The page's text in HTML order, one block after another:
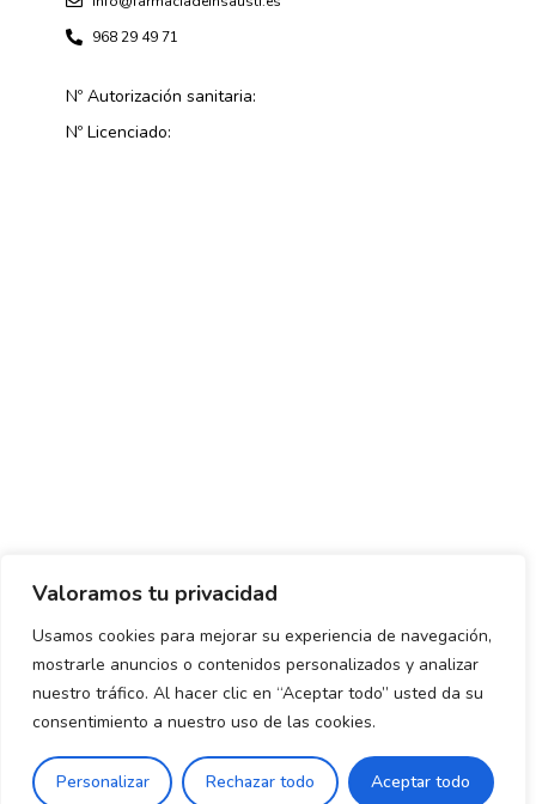
Valoramos tu privacidad
Usamos cookies para mejorar su experiencia de navegación,
mostrarle anuncios o contenidos personalizados y analizar
nuestro tráfico. Al hacer clic en “Aceptar todo” usted da su
consentimiento a nuestro uso de las cookies.
Personalizar Rechazar todo Aceptar todo
0
968 29 49 71
Nº Autorización sanitaria:
Nº Licenciado:
Política de envío y devoluciones Política de privacidad
Uso de cookies Aviso legal Términos y condiciones
Declaración de Accesibilidad